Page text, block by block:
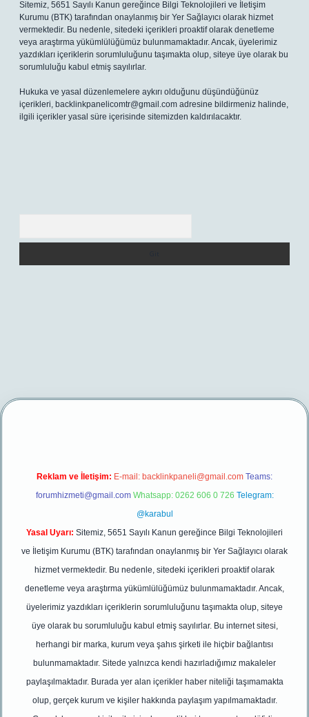
Sitemiz, 5651 Sayılı Kanun gereğince Bilgi Teknolojileri ve İletişim
Kurumu (BTK) tarafından onaylanmış bir Yer Sağlayıcı olarak hizmet
vermektedir. Bu nedenle, sitedeki içerikleri proaktif olarak denetleme
veya araştırma yükümlülüğümüz bulunmamaktadır. Ancak, üyelerimiz
yazdıkları içeriklerin sorumluluğunu taşımakta olup, siteye üye olarak bu
sorumluluğu kabul etmiş sayılırlar.
Hukuka ve yasal düzenlemelere aykırı olduğunu düşündüğünüz
içerikleri, backlinkpanelicomtr@gmail.com adresine bildirmeniz halinde,
ilgili içerikler yasal süre içerisinde sitemizden kaldırılacaktır.
yeni giriş
Reklam ve İletişim: E-mail: backlinkpaneli@gmail.com Teams:
forumhizmeti@gmail.com Whatsapp: 0262 606 0 726 Telegram:
@karabul
Yasal Uyarı: Sitemiz, 5651 Sayılı Kanun gereğince Bilgi Teknolojileri
ve İletişim Kurumu (BTK) tarafından onaylanmış bir Yer Sağlayıcı olarak
hizmet vermektedir. Bu nedenle, sitedeki içerikleri proaktif olarak
denetleme veya araştırma yükümlülüğümüz bulunmamaktadır. Ancak,
üyelerimiz yazdıkları içeriklerin sorumluluğunu taşımakta olup, siteye
üye olarak bu sorumluluğu kabul etmiş sayılırlar. Bu internet sitesi,
herhangi bir marka, kurum veya şahıs şirketi ile hiçbir bağlantısı
bulunmamaktadır. Sitede yalnızca kendi hazırladığımız makaleler
paylaşılmaktadır. Burada yer alan içerikler haber niteliği taşımamakta
olup, gerçek kurum ve kişiler hakkında paylaşım yapılmamaktadır.